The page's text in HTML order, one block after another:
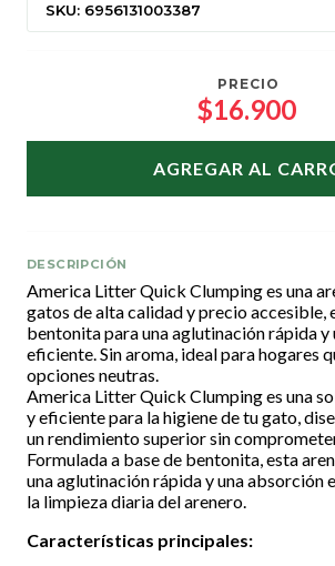
SKU: 6956131003387
PRECIO
$16.900
AGREGAR AL
DESCRIPCIÓN
America Litter Quick Clumping es una
gatos de alta calidad y precio accesible,
bentonita para una aglutinación rápida y
eficiente. Sin aroma, ideal para hogares
opciones neutras.
America Litter Quick Clumping es una
y eficiente para la higiene de tu gato,
un rendimiento superior sin
Formulada a base de bentonita, esta
una aglutinación rápida y una absorción
la limpieza diaria del arenero.
Características principales: